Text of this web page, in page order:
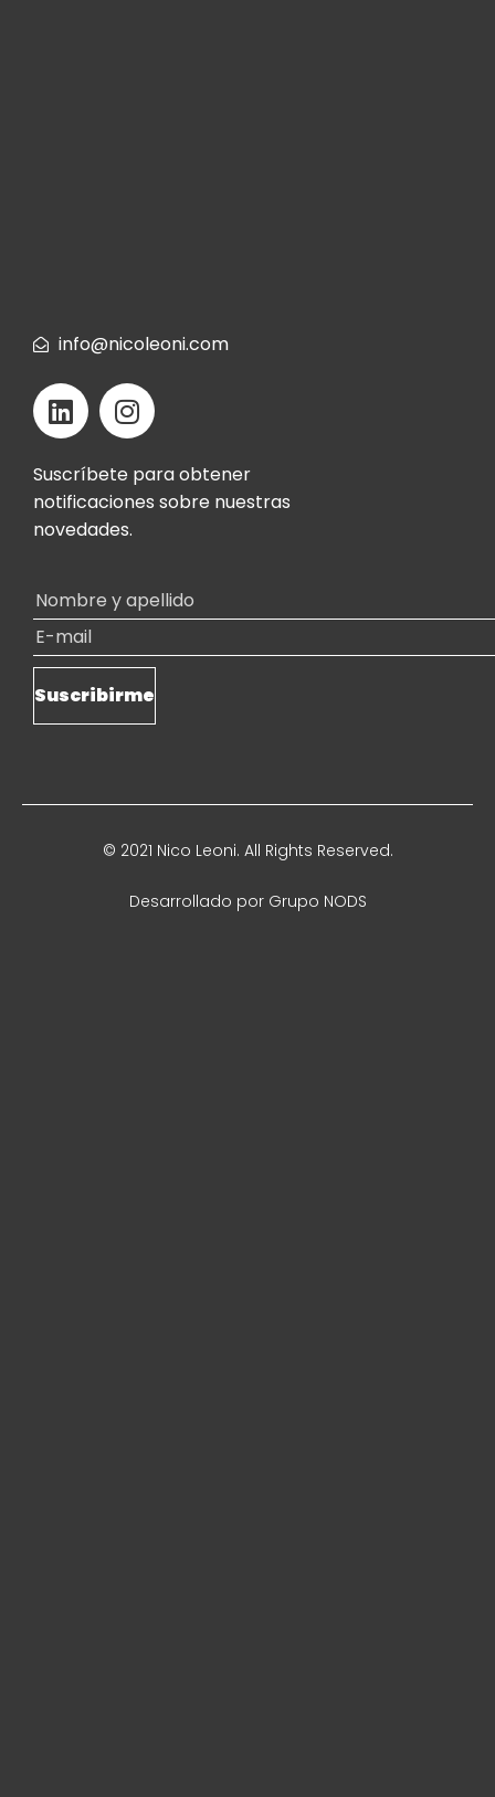
info@nicoleoni.com
Suscríbete para obtener
notificaciones sobre nuestras
novedades.
Alternative:
© 2021 Nico Leoni. All Rights Reserved.
Desarrollado por Grupo NODS